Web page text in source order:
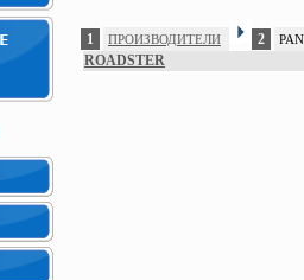
1 ПРОИЗВОДИТЕЛИ 2
ROADSTER